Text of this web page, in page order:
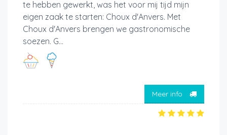
te hebben gewerkt, was het voor mij tijd mijn
eigen zaak te starten: Choux d'Anvers. Met
Choux d'Anvers brengen we gastronomische
soezen. G...
Meer info